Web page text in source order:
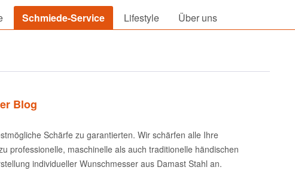
Schmiede-Service Lifestyle Über uns
Blog
Schärfe zu garantierten. Wir schärfen alle Ihre
professionelle, maschinelle als auch traditionelle händischen
individueller Wunschmesser aus Damast Stahl an.